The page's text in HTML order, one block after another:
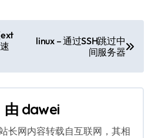
linux – 通过SSH跳过中
间服务器
由 dawei
长网内容转载自互联网，其相